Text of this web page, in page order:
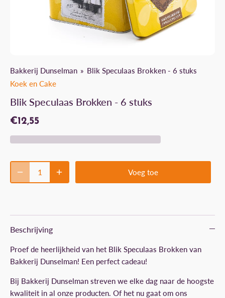
Bakkerij Dunselman
Blik Speculaas Brokken - 6 stuks
Koek en Cake
Blik Speculaas Brokken - 6 stuks
€12,55
Voeg toe
Beschrijving
Proef de heerlijkheid van het Blik Speculaas Brokken van
Bakkerij Dunselman! Een perfect cadeau!
Bij Bakkerij Dunselman streven we elke dag naar de hoogste
kwaliteit in al onze producten. Of het nu gaat om ons